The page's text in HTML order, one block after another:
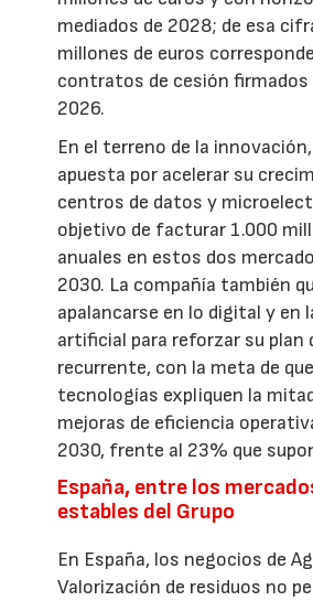
mediados de 2028; de esa
millones de euros
contratos de cesión firmados
2026.
En el terreno de la
apuesta por acelerar su
centros de datos y
objetivo de facturar 1.000
anuales en estos dos
2030. La compañía también
apalancarse en lo digital y en
artificial para reforzar su plan
recurrente, con la meta de
tecnologías expliquen la
mejoras de eficiencia
2030, frente al 23% que
España, entre los
estables del Grupo
En España, los negocios de
Valorización de residuos no